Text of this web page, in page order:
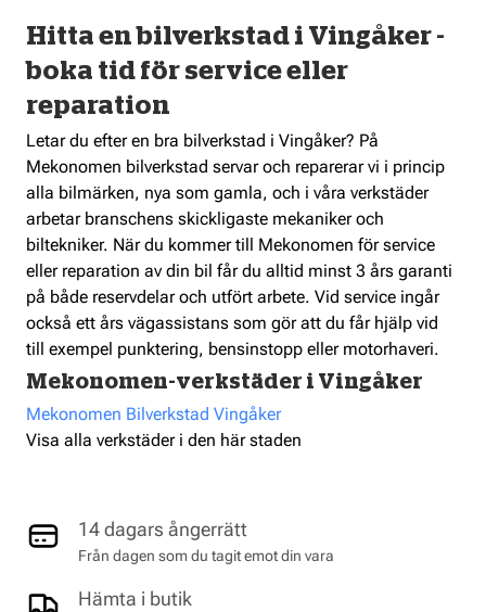
Hitta en bilverkstad i Vingåker -
boka tid för service eller
reparation
Letar du efter en bra bilverkstad i Vingåker? På
Mekonomen bilverkstad servar och reparerar vi i princip
alla bilmärken, nya som gamla, och i våra verkstäder
arbetar branschens skickligaste mekaniker och
biltekniker. När du kommer till Mekonomen för service
eller reparation av din bil får du alltid minst 3 års garanti
på både reservdelar och utfört arbete. Vid service ingår
också ett års vägassistans som gör att du får hjälp vid
till exempel punktering, bensinstopp eller motorhaveri.
Mekonomen-verkstäder i Vingåker
Mekonomen Bilverkstad Vingåker
Visa alla verkstäder i den här staden
14 dagars ångerrätt
Från dagen som du tagit emot din vara
Hämta i butik